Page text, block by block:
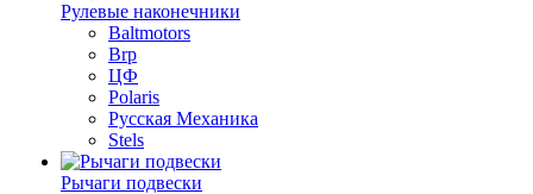
Рулевые наконечники
Baltmotors
Brp
ЦФ
Polaris
Русская Механика
Stels
Рычаги подвески